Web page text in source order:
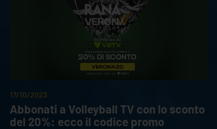
17/10/2023
Abbonati a Volleyball TV con lo sconto
del 20%: ecco il codice promo